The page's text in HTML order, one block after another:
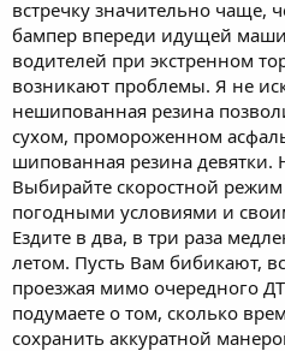
встречку значительно чаще,
бампер впереди идущей
водителей при экстренном
возникают проблемы. Я не
нешипованная резина
сухом, промороженном
шипованная резина девятки.
Выбирайте скоростной режим
погодными условиями и
Ездите в два, в три раза
летом. Пусть Вам бибикают,
проезжая мимо очередного
подумаете о том, сколько
сохранить аккуратной